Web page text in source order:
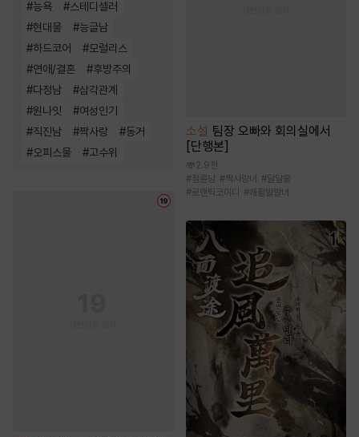
#능욕 #스테디셀러
#현대물 #능글남
#하드코어 #모럴리스
#연애/결혼 #후방주의
#다정남 #삼각관계
#원나잇 #여성인기
#직진남 #짝사랑 #동거
#오피스물 #고수위
소설 팀장 오빠와 회의실에서
[단행본]
2.9천
#절륜남 #짝사랑녀 #달달물
#로맨틱코미디 #쾌활발랄녀